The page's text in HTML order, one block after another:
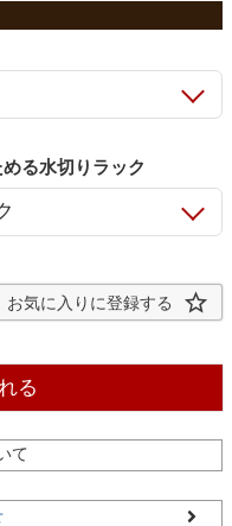
る水切りラック
お気に入りに登録する
る
て